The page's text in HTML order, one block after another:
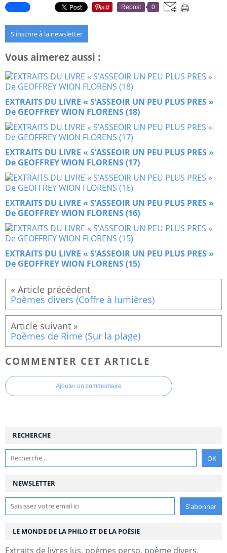
Repost 0
S'inscrire à la newsletter
Vous aimerez aussi :
EXTRAITS DU LIVRE « S’ASSEOIR UN PEU PLUS PRES »
De GEOFFREY WION FLORENS (18)
EXTRAITS DU LIVRE « S’ASSEOIR UN PEU PLUS PRES »
De GEOFFREY WION FLORENS (17)
EXTRAITS DU LIVRE « S’ASSEOIR UN PEU PLUS PRES »
De GEOFFREY WION FLORENS (16)
EXTRAITS DU LIVRE « S’ASSEOIR UN PEU PLUS PRES »
De GEOFFREY WION FLORENS (15)
Poèmes divers (Coffre à lumières)
Poèmes de Rime (Sur la plage)
COMMENTER CET ARTICLE
Ajouter un commentaire
NEWSLETTER
RECHERCHE
LE MONDE DE LA PHILO ET DE LA POÉSIE
Extraits de livres lus, poèmes perso, poème divers,